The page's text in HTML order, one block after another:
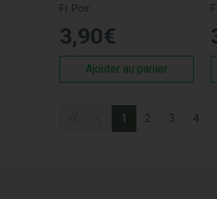
Fr Poir
3,90€
Ajouter au panier
1 2 3 4